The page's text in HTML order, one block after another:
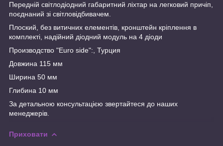
Передній світлодіодний габаритний ліхтар на легковий причіп,
поєднаний зі світловідбивачем.
Плоский, без витичних елементів, кронштейн кріплення в
комплекті, надійний діодний модуль на 4 діоди
Производство "Euro side":, Турция
Довжина 115 мм
Ширина 50 мм
Глибина 10 мм
За детальною консультацією звертайтеся до наших
менеджерів.
Приховати